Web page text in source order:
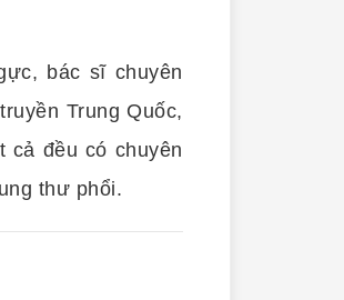
bác sĩ chuyên
Trung Quốc,
cả đều có chuyên
thư phổi.